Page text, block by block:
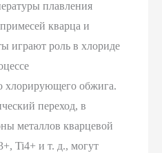
плавления
кварца и
играют роль в хлориде
хлорирующего обжига.
переход, в
металлов кварцевой
Ti4+ и т. д., могут